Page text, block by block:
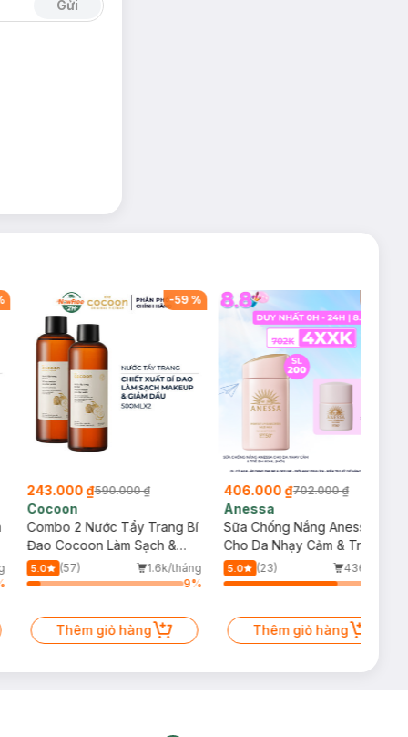
Gửi
-59%
243.000 ₫590.000 ₫
Cocoon
Combo 2 Nước Tẩy Trang Bí
Đao Cocoon Làm Sạch &
Giảm Dầu 500ml
5.0 (57)
1.6k/tháng
9%
Thêm giỏ hàng
406.000 ₫702.000 ₫
Anessa
Sữa Chống Nắng Anessa
Cho Da Nhạy Cảm & Trẻ Em
60ml (Mới)
5.0 (23)
436/tháng
Thêm giỏ hàng